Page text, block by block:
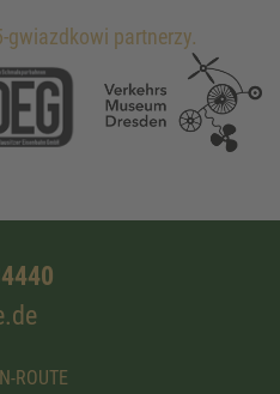
gwiazdkowi partnerzy.
ROUTE